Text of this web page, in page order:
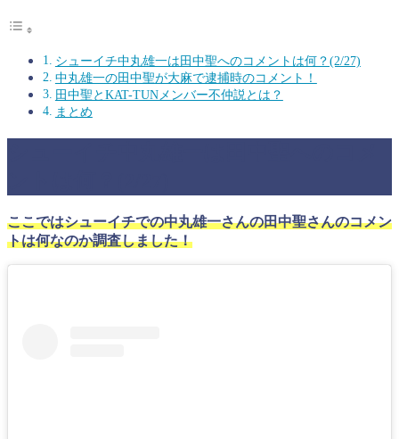
シューイチ中丸雄一は田中聖へのコメントは何？(2/27)
中丸雄一の田中聖が大麻で逮捕時のコメント！
田中聖とKAT-TUNメンバー不仲説とは？
まとめ
ここではシューイチでの中丸雄一さんの田中聖さんのコメン
トは何なのか調査しました！